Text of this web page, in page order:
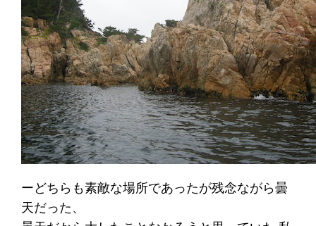
ーどちらも素敵な場所であったが残念ながら曇
天だった、